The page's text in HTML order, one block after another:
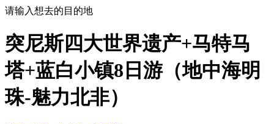
请输入想去的目的地
突尼斯四大世界遗产+马特马
塔+蓝白小镇8日游（地中海明
珠-魅力北非）